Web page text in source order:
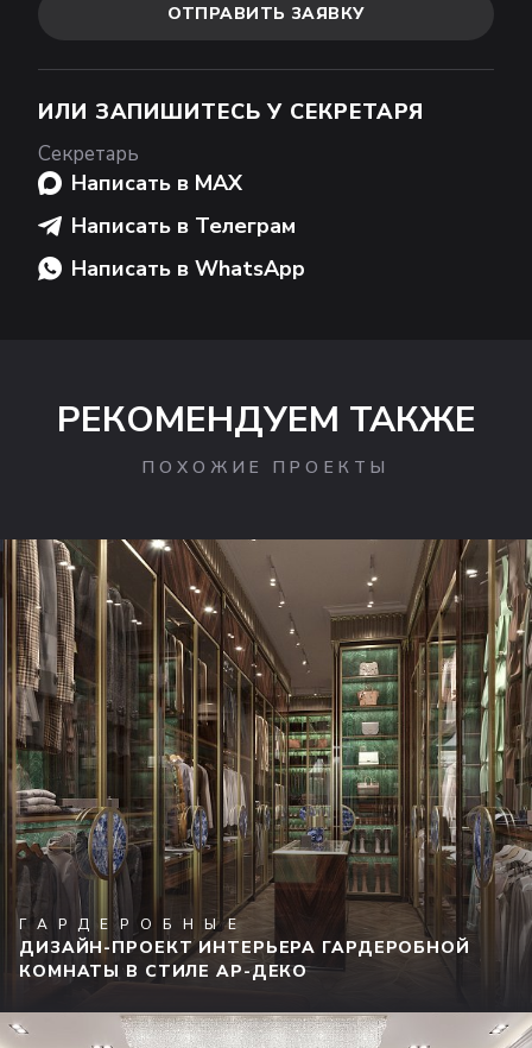
ОТПРАВИТЬ ЗАЯВКУ
ИЛИ ЗАПИШИТЕСЬ У СЕКРЕТАРЯ
Секретарь
Написать в MAX
Написать в Телеграм
Написать в WhatsApp
РЕКОМЕНДУЕМ ТАКЖЕ
ПОХОЖИЕ ПРОЕКТЫ
ГАРДЕРОБНЫЕ
ДИЗАЙН-ПРОЕКТ ИНТЕРЬЕРА ГАРДЕРОБНОЙ
КОМНАТЫ В СТИЛЕ АР-ДЕКО